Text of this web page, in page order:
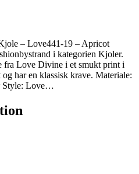
– Love441-19 – Apricot
i kategorien Kjoler.
Love Divine i et smukt print i
har en klassisk krave. Materiale:
Style: Love…